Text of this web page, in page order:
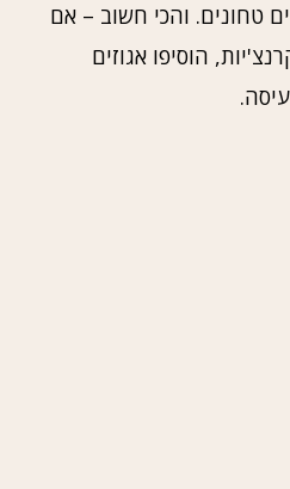
טחונים. והכי חשוב – אם
הוסיפו אגוזים